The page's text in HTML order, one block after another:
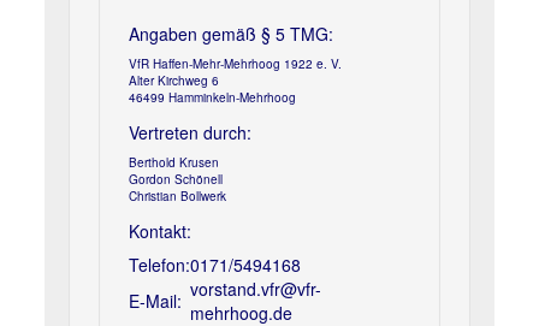
Angaben gemäß § 5 TMG:
VfR Haffen-Mehr-Mehrhoog 1922 e. V.
Alter Kirchweg 6
46499 Hamminkeln-Mehrhoog
Vertreten durch:
Berthold Krusen
Gordon Schönell
Christian Bollwerk
Kontakt:
Telefon:0171/5494168
E-Mail: vorstand.vfr@vfr-
mehrhoog.de